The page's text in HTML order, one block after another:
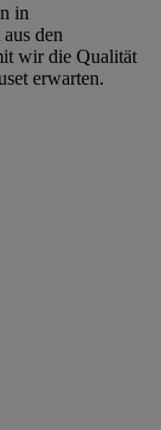
in
den
wir die Qualität
erwarten.